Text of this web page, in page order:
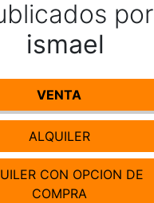
por
ismael
VENTA
ALQUILER
CON OPCION DE
COMPRA